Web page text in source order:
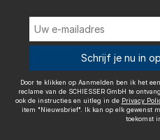
Door te klikken op Aanmelden ben
gepersonaliseerde reclame van de
sla ik acht op en accepteer ik
, in het bijzonder de
effect naar de toekomst intrekken.
Wij
Schrijf je nu in
Door te klikken op Aanmelden ben ik het
reclame van de SCHIESSER GmbH te
ook de instructies en uitleg in de Privacy
item "Nieuwsbrief". Ik kan op elk gewenst
toekomst